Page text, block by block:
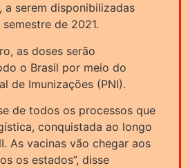
a serem disponibilizadas
de 2021.
as doses serão
o Brasil por meio do
de Imunizações (PNI).
de todos os processos que
conquistada ao longo
As vacinas vão chegar aos
os estados”, disse